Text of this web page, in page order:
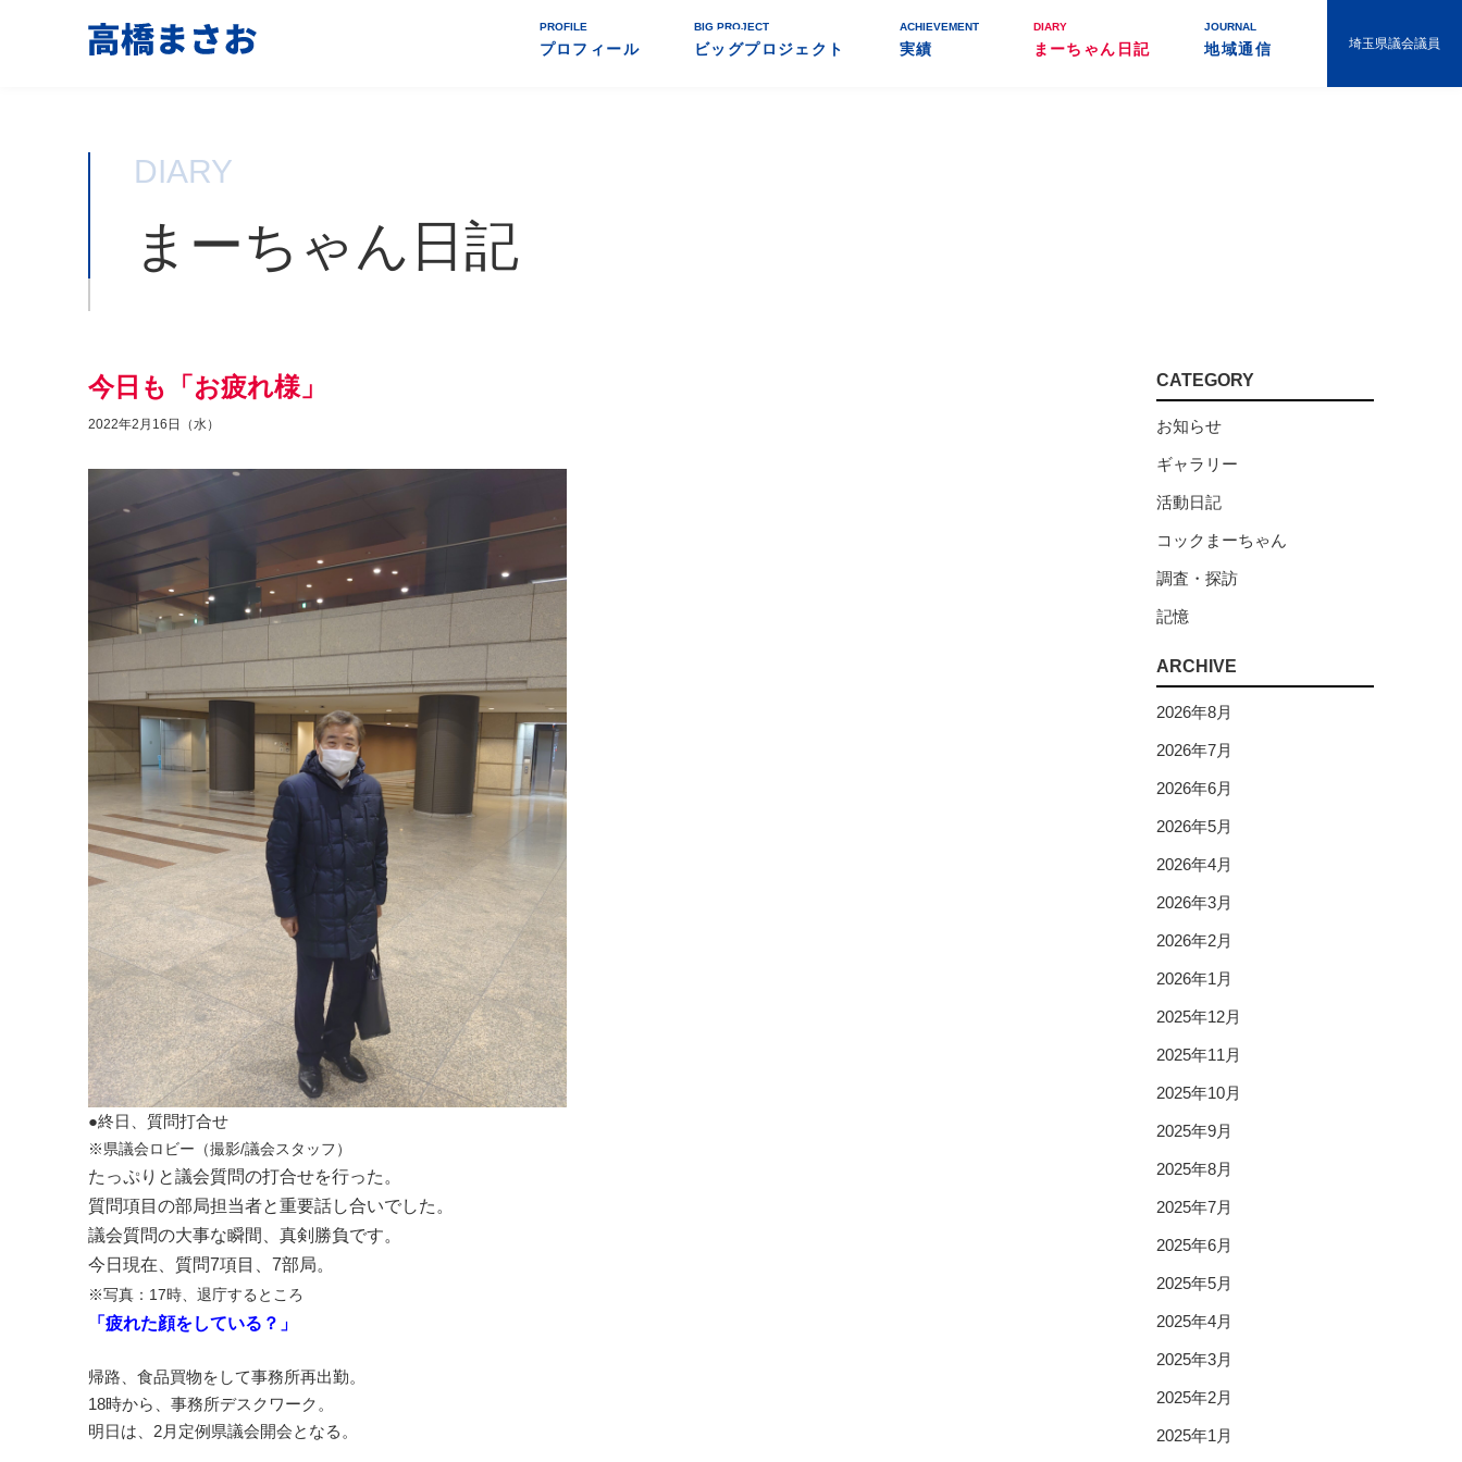
PROFILE
プロフィール
BIG PROJECT
ビッグプロジェクト
ACHIEVEMENT
実績
DIARY
まーちゃん日記
JOURNAL
地域通信 埼玉県議会議員
DIARY
まーちゃん日記
今日も「お疲れ様」
2022年2月16日（水）
●終日、質問打合せ
※県議会ロビー（撮影/議会スタッフ）
たっぷりと議会質問の打合せを行った。
質問項目の部局担当者と重要話し合いでした。
議会質問の大事な瞬間、真剣勝負です。
今日現在、質問7項目、7部局。
※写真：17時、退庁するところ
「疲れた顔をしている？」
帰路、食品買物をして事務所再出勤。
18時から、事務所デスクワーク。
明日は、2月定例県議会開会となる。
CATEGORY
お知らせ
ギャラリー
活動日記
コックまーちゃん
調査・探訪
記憶
ARCHIVE
2026年8月
2026年7月
2026年6月
2026年5月
2026年4月
2026年3月
2026年2月
2026年1月
2025年12月
2025年11月
2025年10月
2025年9月
2025年8月
2025年7月
2025年6月
2025年5月
2025年4月
2025年3月
2025年2月
2025年1月